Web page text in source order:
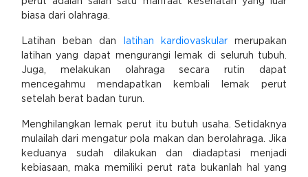
biasa dari olahraga.
Latihan beban dan latihan kardiovaskular merupakan
latihan yang dapat mengurangi lemak di seluruh tubuh.
Juga, melakukan olahraga secara rutin dapat
mencegahmu mendapatkan kembali lemak perut
setelah berat badan turun.
Menghilangkan lemak perut itu butuh usaha. Setidaknya
mulailah dari mengatur pola makan dan berolahraga. Jika
keduanya sudah dilakukan dan diadaptasi menjadi
kebiasaan, maka memiliki perut rata bukanlah hal yang